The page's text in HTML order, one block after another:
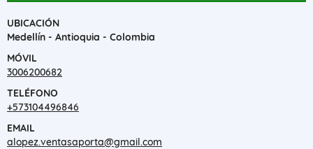
UBICACIÓN
Medellín - Antioquia - Colombia
MÓVIL
3006200682
TELÉFONO
+573104496846
EMAIL
alopez.ventasaporta@gmail.com